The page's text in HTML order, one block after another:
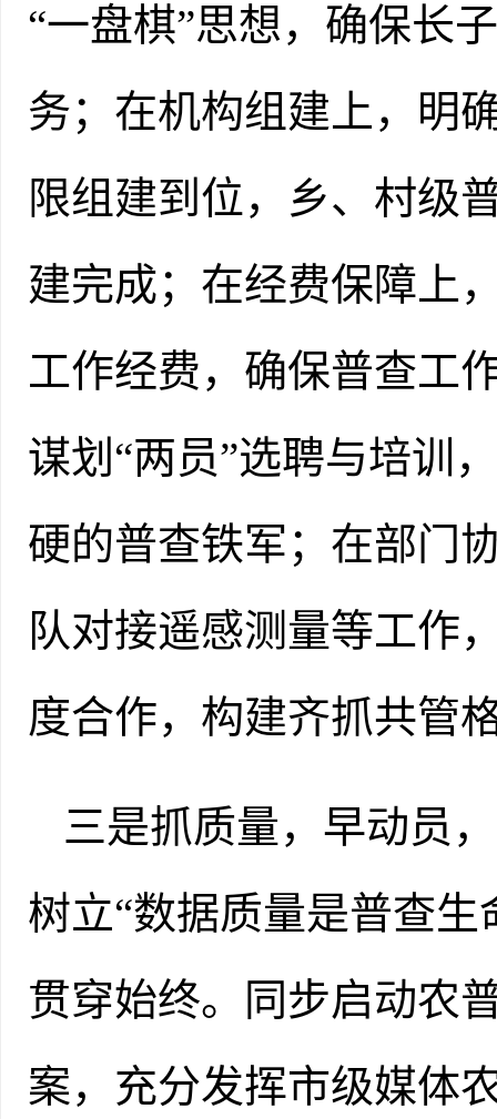
“一盘棋”思想，确保长
务； 在机构组建上，明
限组建到位，
乡、村级
建完成； 在经费保障上
工作经费，确保普查工
谋划 “两员”选聘与培训
硬的普查铁军； 在部门
队对接遥感测量等工作
度合作，构建齐抓共管
三是抓质量，早动员
树立“数据质量是普查
贯穿始终。同步启动农
案， 充分发挥市级媒体